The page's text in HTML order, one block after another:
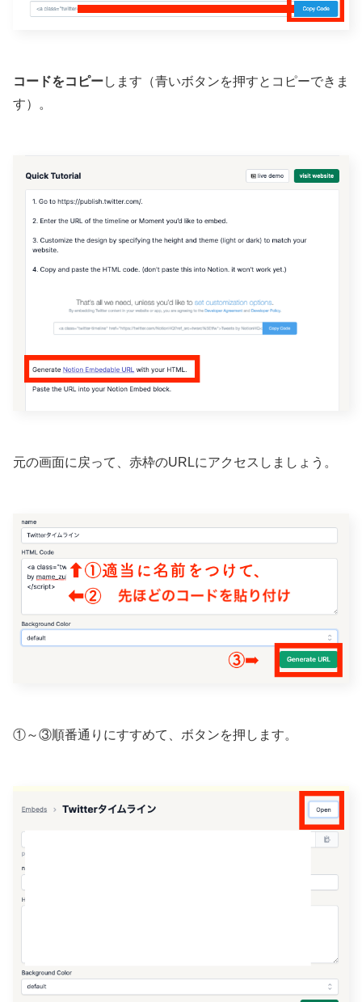
コードをコピーします（青いボタンを押すとコピーできま
す）。
元の画面に戻って、赤枠のURLにアクセスしましょう。
①～③順番通りにすすめて、ボタンを押します。